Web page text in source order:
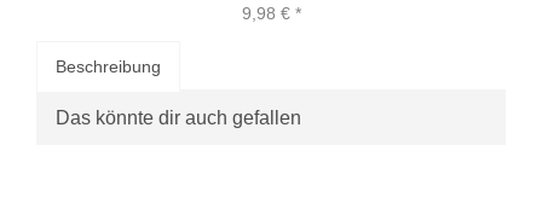
9,98 €*
Beschreibung
Das könnte dir auch gefallen